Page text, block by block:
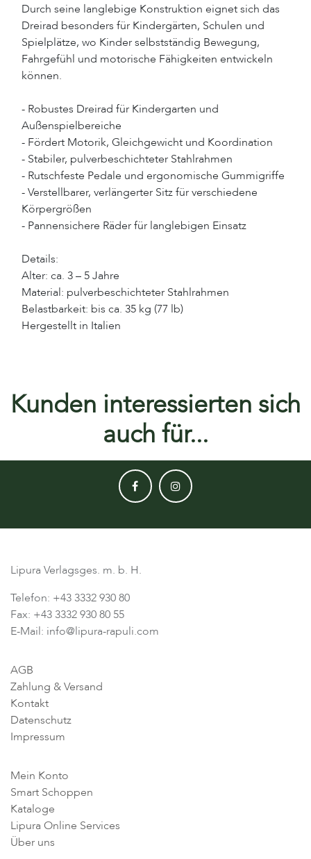
Durch seine langlebige Konstruktion eignet sich das
Dreirad besonders für Kindergärten, Schulen und
Spielplätze, wo Kinder selbstständig Bewegung,
Fahrgefühl und motorische Fähigkeiten entwickeln
können.
- Robustes Dreirad für Kindergarten und
Außenspielbereiche
- Fördert Motorik, Gleichgewicht und Koordination
- Stabiler, pulverbeschichteter Stahlrahmen
- Rutschfeste Pedale und ergonomische Gummigriffe
- Verstellbarer, verlängerter Sitz für verschiedene
Körpergrößen
- Pannensichere Räder für langlebigen Einsatz
Details:
Alter: ca. 3 – 5 Jahre
Material: pulverbeschichteter Stahlrahmen
Belastbarkeit: bis ca. 35 kg (77 lb)
Hergestellt in Italien
Kunden interessierten sich
auch für...
Lipura Verlagsges. m. b. H.
Telefon: +43 3332 930 80
Fax: +43 3332 930 80 55
E-Mail: info@lipura-rapuli.com
AGB
Zahlung & Versand
Kontakt
Datenschutz
Impressum
Mein Konto
Smart Schoppen
Kataloge
Lipura Online Services
Über uns